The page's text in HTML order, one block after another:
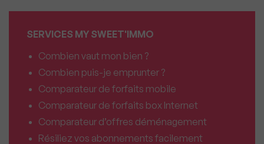
SERVICES MY SWEET'IMMO
Combien vaut mon bien ?
Combien puis-je emprunter ?
Comparateur de forfaits mobile
Comparateur de forfaits box Internet
Comparateur d’offres déménagement
Résiliez vos abonnements facilement